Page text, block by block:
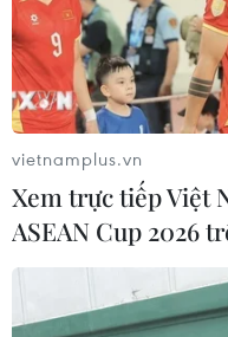
Bảo tàng
Lễ hội Âm nhạc Gió
Diễn ra trong ba
Thành Thăng Long,
một sự kiện ấn
nghệ thuật Hà Nội
vietnamplus.vn
Xem trực tiếp Việt
ASEAN Cup 2026